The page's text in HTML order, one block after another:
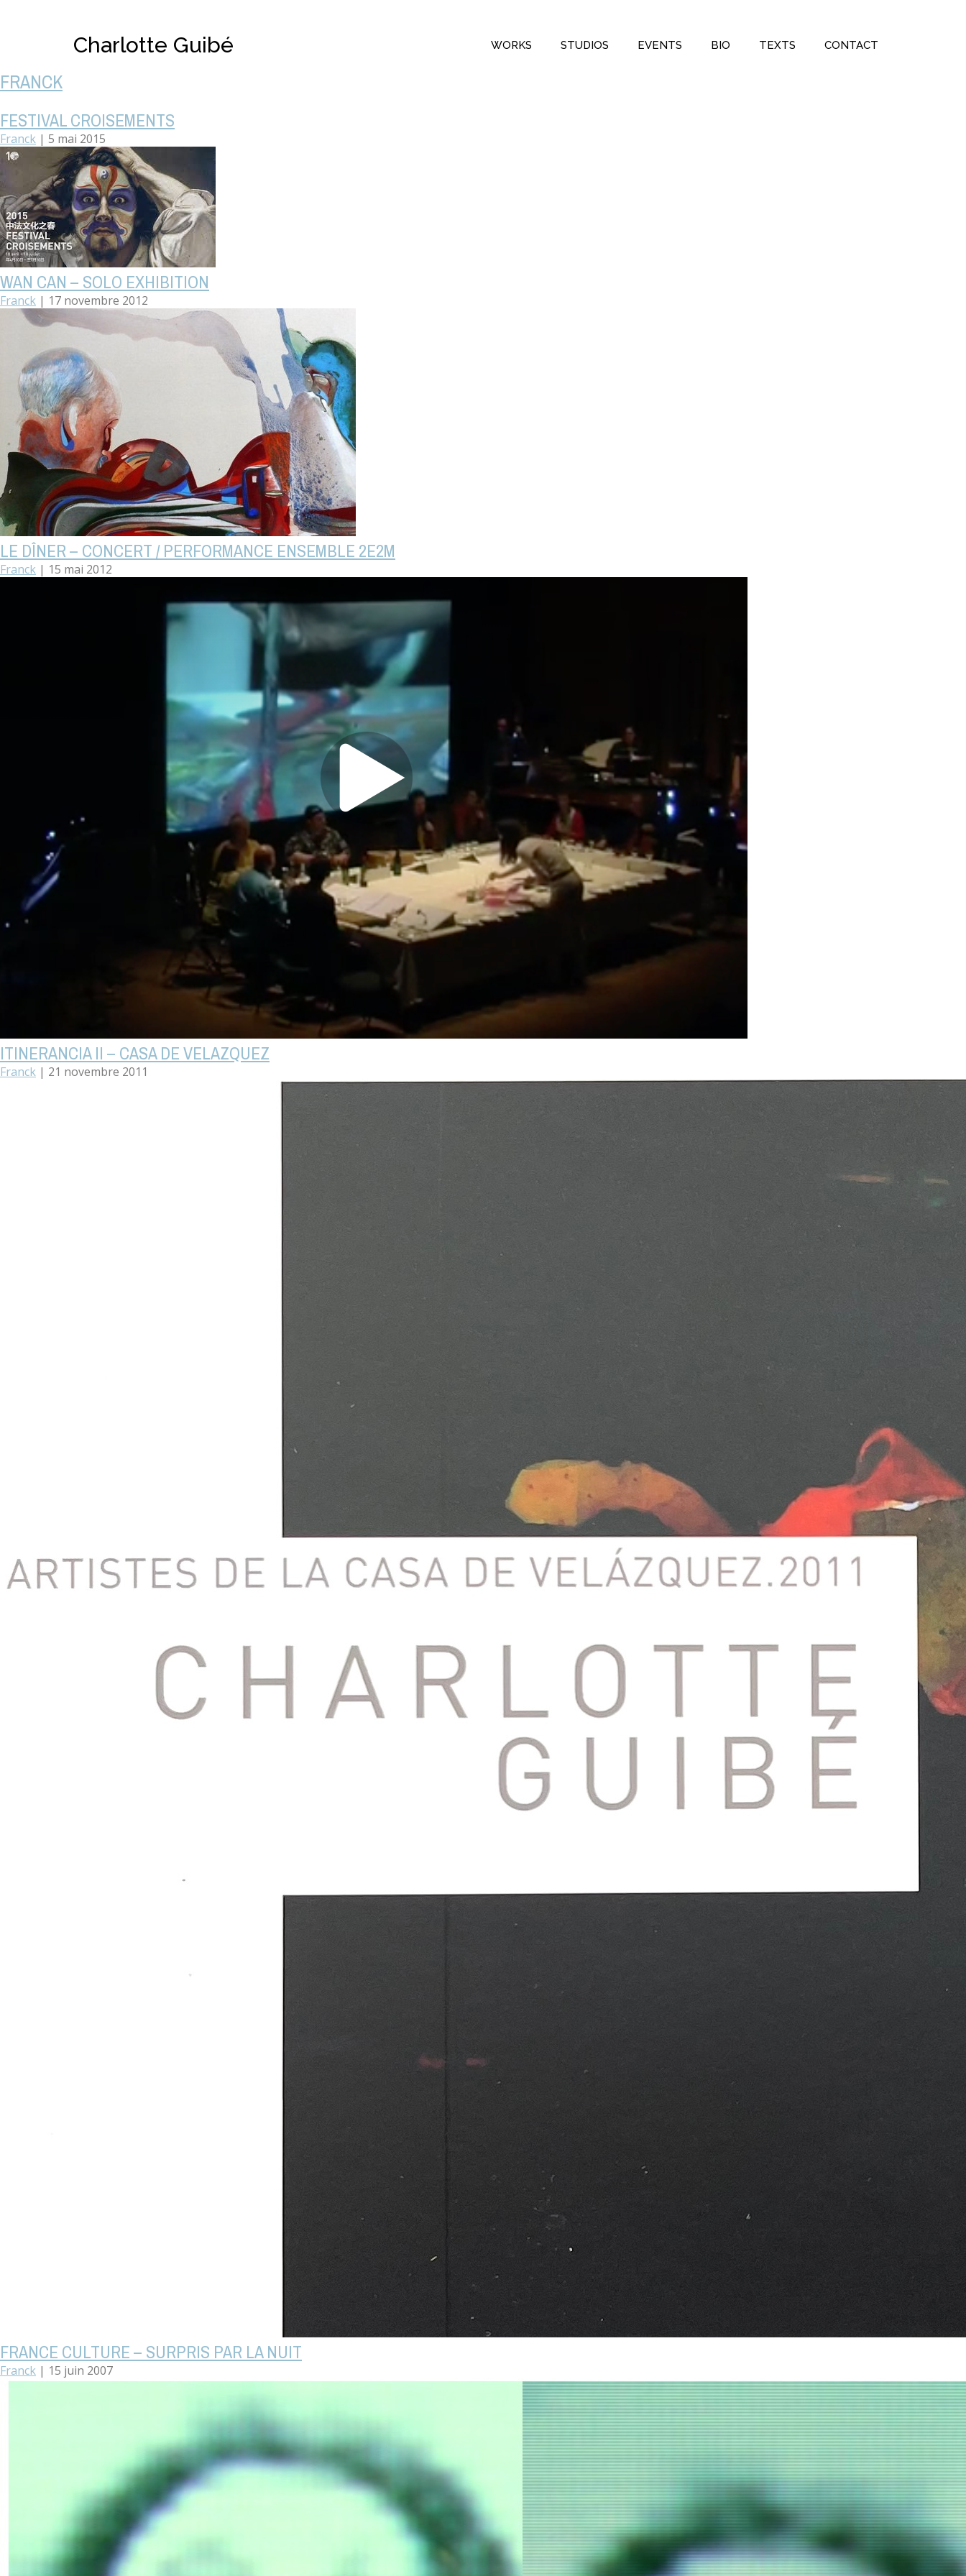
Charlotte Guibé WORKS STUDIOS EVENTS BIO TEXTS CONTACT
FRANCK
FESTIVAL CROISEMENTS
Franck | 5 mai 2015
WAN CAN – SOLO EXHIBITION
Franck | 17 novembre 2012
LE DÎNER – CONCERT / PERFORMANCE ENSEMBLE 2E2M
Franck | 15 mai 2012
ITINERANCIA II – CASA DE VELAZQUEZ
Franck | 21 novembre 2011
FRANCE CULTURE – SURPRIS PAR LA NUIT
Franck | 15 juin 2007